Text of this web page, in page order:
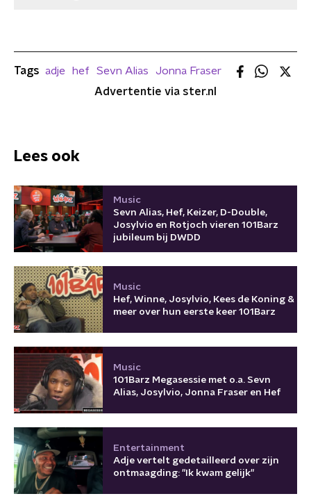
Tags adje hef Sevn Alias
Jonna Fraser
Advertentie via ster.nl
Lees ook
Music
Sevn Alias, Hef, Keizer, D-Double,
Josylvio en Rotjoch vieren 101Barz
jubileum bij DWDD
Music
Hef, Winne, Josylvio, Kees de Koning &
meer over hun eerste keer 101Barz
Music
101Barz Megasessie met o.a. Sevn
Alias, Josylvio, Jonna Fraser en Hef
Entertainment
Adje vertelt gedetailleerd over zijn
ontmaagding: "Ik kwam gelijk"